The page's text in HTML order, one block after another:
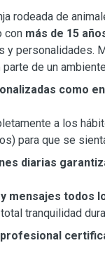
rodeada de
con más de 15
y personalidades.
de un
como
a los
para que se
diarias
mensajes todos
tranquilidad